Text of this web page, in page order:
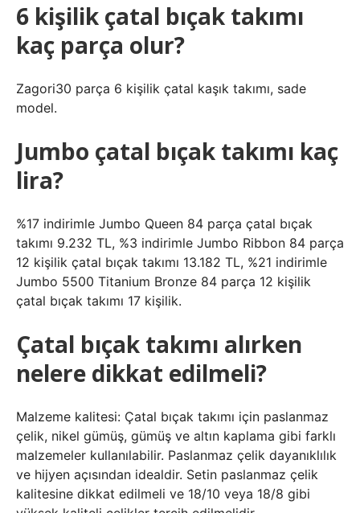
6 kişilik çatal bıçak takımı
kaç parça olur?
Zagori30 parça 6 kişilik çatal kaşık takımı, sade
model.
Jumbo çatal bıçak takımı kaç
lira?
%17 indirimle Jumbo Queen 84 parça çatal bıçak
takımı 9.232 TL, %3 indirimle Jumbo Ribbon 84 parça
12 kişilik çatal bıçak takımı 13.182 TL, %21 indirimle
Jumbo 5500 Titanium Bronze 84 parça 12 kişilik
çatal bıçak takımı 17 kişilik.
Çatal bıçak takımı alırken
nelere dikkat edilmeli?
Malzeme kalitesi: Çatal bıçak takımı için paslanmaz
çelik, nikel gümüş, gümüş ve altın kaplama gibi farklı
malzemeler kullanılabilir. Paslanmaz çelik dayanıklılık
ve hijyen açısından idealdir. Setin paslanmaz çelik
kalitesine dikkat edilmeli ve 18/10 veya 18/8 gibi